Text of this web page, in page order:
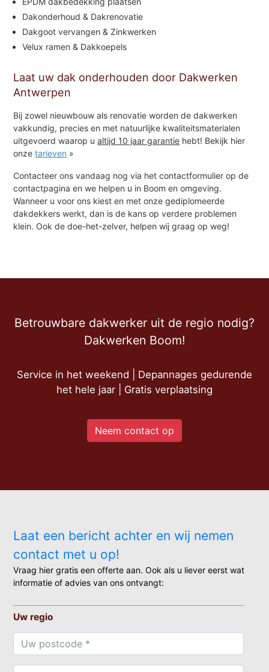
Dakonderhoud & Dakrenovatie
Dakgoot vervangen & Zinkwerken
Velux ramen & Dakkoepels
Laat uw dak onderhouden door Dakwerken
Antwerpen
Bij zowel nieuwbouw als renovatie worden de dakwerken
vakkundig, precies en met natuurlijke kwaliteitsmaterialen
uitgevoerd waarop ualtijd 10 jaar garantie hebt! Bekijk hier
onzetarieven »
Contacteer ons vandaag nog via het contactformulier op de
contactpagina en we helpen u in Boom en omgeving.
Wanneer u voor ons kiest en met onze gediplomeerde
dakdekkers werkt, dan is de kans op verdere problemen
klein. Ook de doe-het-zelver, helpen wij graag op weg!
Betrouwbare dakwerker uit de regio nodig?
Dakwerken Boom!
Service in het weekend | Depannages gedurende
het hele jaar | Gratis verplaatsing
Neem contact op
Laat een bericht achter en wij nemen
contact met u op!
Vraag hier gratis een offerte aan. Ook als u liever eerst wat
informatie of advies van ons ontvangt:
Uw regio